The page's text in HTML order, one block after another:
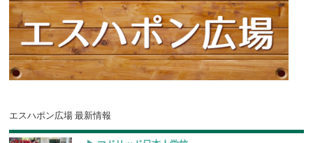
エスハポン広場 最新情報